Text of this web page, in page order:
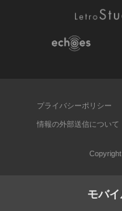
プライバシーポリシー
情報の外部送信について
モバ